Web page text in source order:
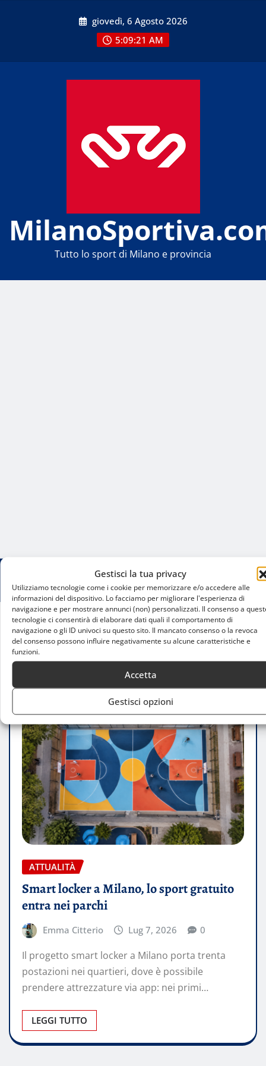
Gestisci la tua privacy
Utilizziamo tecnologie come i cookie per memorizzare e/o accedere alle
informazioni del dispositivo. Lo facciamo per migliorare l'esperienza di
navigazione e per mostrare annunci (non) personalizzati. Il consenso a
tecnologie ci consentirà di elaborare dati quali il comportamento di
navigazione o gli ID univoci su questo sito. Il mancato consenso o la revoca
del consenso possono influire negativamente su alcune caratteristiche e
funzioni.
Accetta
Gestisci opzioni
giovedì, 6 Agosto 2026
5:09:21 AM
Tutto lo sport di Milano e provincia
Home
Smart locker a Milano, lo sport gratuito entra nei
parchi
ATTUALITÀ
Smart locker a Milano, lo sport gratuito
entra nei parchi
Emma Citterio Lug 7, 2026 0
Il progetto smart locker a Milano porta trenta
postazioni nei quartieri, dove è possibile
prendere attrezzature via app: nei primi…
LEGGI TUTTO